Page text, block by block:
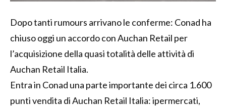
Dopo tanti rumours arrivano le conferme: Conad ha
chiuso oggi un accordo con Auchan Retail per
l’acquisizione della quasi totalità delle attività di
Auchan Retail Italia.
Entra in Conad una parte importante dei circa 1.600
punti vendita di Auchan Retail Italia: ipermercati,